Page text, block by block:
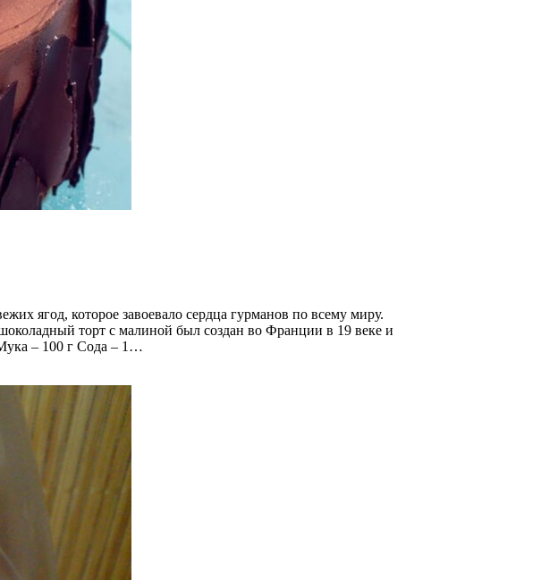
ягод, которое завоевало сердца гурманов по всему миру.
торт с малиной был создан во Франции в 19 веке и
– 100 г Сода – 1…